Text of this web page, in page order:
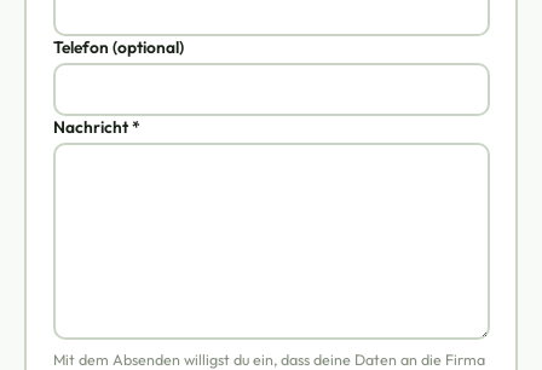
Telefon (optional)
Nachricht *
Mit dem Absenden willigst du ein, dass deine Daten an die Firma